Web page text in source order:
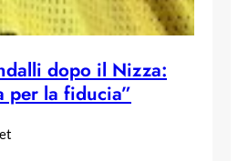
dopo il Nizza:
per la fiducia”